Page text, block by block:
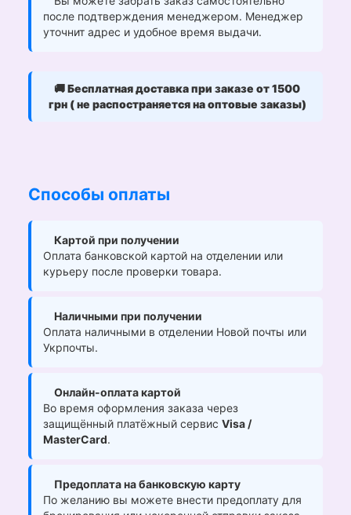
после подтверждения менеджером. Менеджер
уточнит адрес и удобное время выдачи.
🚚Бесплатная доставка при заказе от 1500
грн ( не распостраняется на оптовые заказы)
Способы оплаты
Картой при получении
Оплата банковской картой на отделении или
курьеру после проверки товара.
Наличными при получении
Оплата наличными в отделении Новой почты или
Укрпочты.
Онлайн-оплата картой
Во время оформления заказа через
защищённый платёжный сервис Visa /
MasterCard.
Предоплата на банковскую карту
По желанию вы можете внести предоплату для